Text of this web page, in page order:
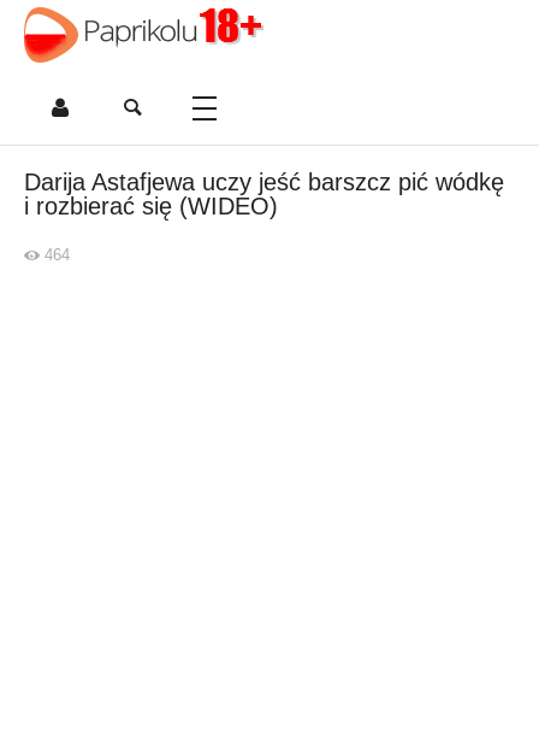
Darija Astafjewa uczy jeść barszcz pić wódkę
i rozbierać się (WIDEO)
464